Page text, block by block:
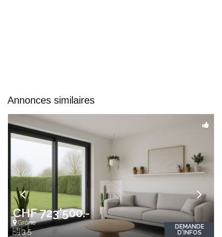
Annonces similaires
CHF 723'500.-
Grône
3.5
DEMANDE
D'INFOS